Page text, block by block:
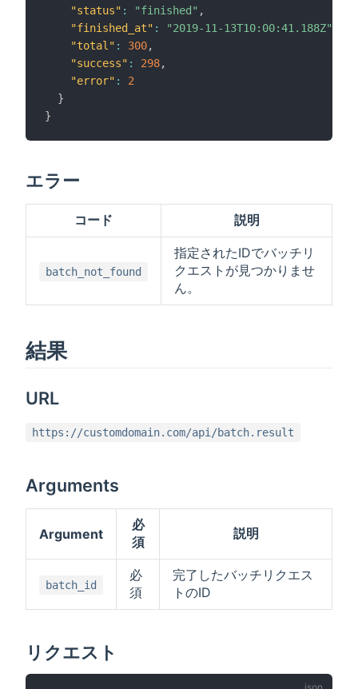
"status" : "finished" ,
"finished_at" : "2019-11-13T10:00:41.188Z"
"total" : 300,
"success" : 298,
"error" :
2
}
}
エラー
コード 説明
batch_not_found
指定されたIDでバッチリ
クエストが見つかりませ
ん。
結果
URL
https://customdomain.com/api/batch.result
Arguments
Argument
必
須
説明
batch_id
必
須
完了したバッチリクエス
トのID
リクエスト